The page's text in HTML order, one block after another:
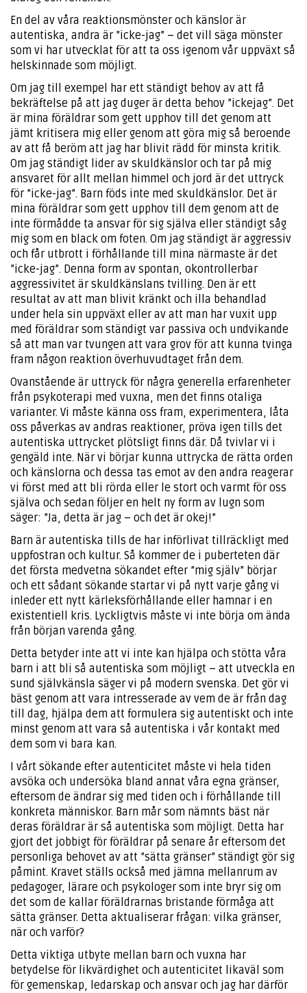
En del av våra reaktionsmönster och känslor är
autentiska, andra är ”icke-jag” – det vill säga mönster
som vi har utvecklat för att ta oss igenom vår uppväxt så
helskinnade som möjligt.
Om jag till exempel har ett ständigt behov av att få
bekräftelse på att jag duger är detta behov ”ickejag”. Det
är mina föräldrar som gett upphov till det genom att
jämt kritisera mig eller genom att göra mig så beroende
av att få beröm att jag har blivit rädd för minsta kritik.
Om jag ständigt lider av skuldkänslor och tar på mig
ansvaret för allt mellan himmel och jord är det uttryck
för ”icke-jag”. Barn föds inte med skuldkänslor. Det är
mina föräldrar som gett upphov till dem genom att de
inte förmådde ta ansvar för sig själva eller ständigt såg
mig som en black om foten. Om jag ständigt är aggressiv
och får utbrott i förhållande till mina närmaste är det
”icke-jag”. Denna form av spontan, okontrollerbar
aggressivitet är skuldkänslans tvilling. Den är ett
resultat av att man blivit kränkt och illa behandlad
under hela sin uppväxt eller av att man har vuxit upp
med föräldrar som ständigt var passiva och undvikande
så att man var tvungen att vara grov för att kunna tvinga
fram någon reaktion överhuvudtaget från dem.
Ovanstående är uttryck för några generella erfarenheter
från psykoterapi med vuxna, men det finns otaliga
varianter. Vi måste känna oss fram, experimentera, låta
oss påverkas av andras reaktioner, pröva igen tills det
autentiska uttrycket plötsligt finns där. Då tvivlar vi i
gengäld inte. När vi börjar kunna uttrycka de rätta orden
och känslorna och dessa tas emot av den andra reagerar
vi först med att bli rörda eller le stort och varmt för oss
själva och sedan följer en helt ny form av lugn som
säger: ”Ja, detta är jag – och det är okej!”
Barn är autentiska tills de har införlivat tillräckligt med
uppfostran och kultur. Så kommer de i puberteten där
det första medvetna sökandet efter ”mig själv” börjar
och ett sådant sökande startar vi på nytt varje gång vi
inleder ett nytt kärleksförhållande eller hamnar i en
existentiell kris. Lyckligtvis måste vi inte börja om ända
från början varenda gång.
Detta betyder inte att vi inte kan hjälpa och stötta våra
barn i att bli så autentiska som möjligt – att utveckla en
sund självkänsla säger vi på modern svenska. Det gör vi
bäst genom att vara intresserade av vem de är från dag
till dag, hjälpa dem att formulera sig autentiskt och inte
minst genom att vara så autentiska i vår kontakt med
dem som vi bara kan.
I vårt sökande efter autenticitet måste vi hela tiden
avsöka och undersöka bland annat våra egna gränser,
eftersom de ändrar sig med tiden och i förhållande till
konkreta människor. Barn mår som nämnts bäst när
deras föräldrar är så autentiska som möjligt. Detta har
gjort det jobbigt för föräldrar på senare år eftersom det
personliga behovet av att ”sätta gränser” ständigt gör sig
påmint. Kravet ställs också med jämna mellanrum av
pedagoger, lärare och psykologer som inte bryr sig om
det som de kallar föräldrarnas bristande förmåga att
sätta gränser. Detta aktualiserar frågan: vilka gränser,
när och varför?
Detta viktiga utbyte mellan barn och vuxna har
betydelse för likvärdighet och autenticitet likaväl som
för gemenskap, ledarskap och ansvar och jag har därför